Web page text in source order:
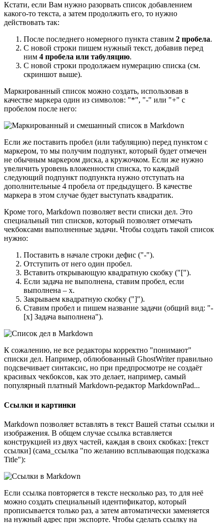
Кстати, если Вам нужно разорвать список добавлением
какого-то текста, а затем продолжить его, то нужно
действовать так:
После последнего номерного пункта ставим 2 пробела.
С новой строки пишем нужный текст, добавив перед
ним 4 пробела или табуляцию.
С новой строки продолжаем нумерацию списка (см.
скриншот выше).
Маркированный список можно создать, использовав в
качестве маркера один из символов: "*", "-" или "+" с
пробелом после него:
Если же поставить пробел (или табуляцию) перед пунктом с
маркером, то мы получим подпункт, который будет отмечен
не обычным маркером диска, а кружочком. Если же нужно
увеличить уровень вложенности списка, то каждый
следующий подпункт подпункта нужно отступать на
дополнительные 4 пробела от предыдущего. В качестве
маркера в этом случае будет выступать квадратик.
Кроме того, Markdown позволяет вести списки дел. Это
специальный тип списков, который позволяет отмечать
чекбоксами выполненные задачи. Чтобы создать такой список
нужно:
Поставить в начале строки дефис ("-").
Отступить от него один пробел.
Вставить открывающую квадратную скобку ("[").
Если задача не выполнена, ставим пробел, если
выполнена – x.
Закрываем квадратную скобку ("]").
Ставим пробел и пишем название задачи (общий вид: "-
[x] Задача выполнена").
К сожалению, не все редакторы корректно "понимают"
списки дел. Например, облюбованный GhostWriter правильно
подсвечивает синтаксис, но при предпросмотре не создаёт
красивых чекбоксов, как это делает, например, самый
популярный платный Markdown-редактор MarkdownPad...
Ссылки и картинки
Markdown позволяет вставлять в текст Вашей статьи ссылки и
изображения. В общем случае ссылка вставляется
конструкцией из двух частей, каждая в своих скобках: [текст
ссылки] (сама_ссылка "по желанию всплывающая подсказка
Title"):
Если ссылка повторяется в тексте несколько раз, то для неё
можно создать специальный идентификатор, который
прописывается только раз, а затем автоматически заменяется
на нужный адрес при экспорте. Чтобы сделать ссылку на